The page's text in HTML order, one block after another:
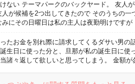
ない テーマパークのバックヤード。 友人
人が候補を2つ出してきたので そのうちの一
みにその日曜日は私の主人は夜勤明けです
たお金を別れ際に請求してくるダサい男の
生日に使った分と、旦那が私の誕生日に使
諸々返して欲しいと思ってしまう。 金額